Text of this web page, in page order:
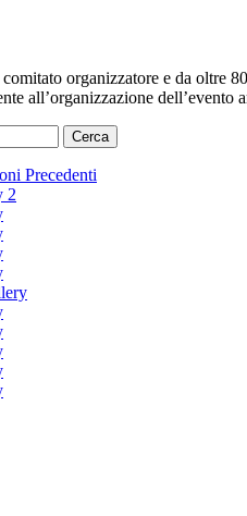
organizzatore e da
all’organizzazione
Precedenti
2